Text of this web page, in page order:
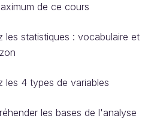
de ce cours
les statistiques : vocabulaire et
les 4 types de variables
les bases de l'analyse